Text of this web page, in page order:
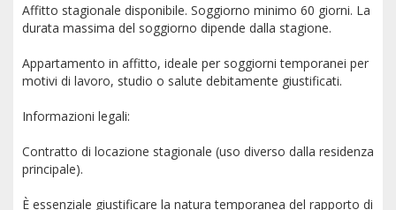
Affitto stagionale disponibile. Soggiorno minimo 60 giorni. La
durata massima del soggiorno dipende dalla stagione.
Appartamento in affitto, ideale per soggiorni temporanei per
motivi di lavoro, studio o salute debitamente giustificati.
Informazioni legali:
Contratto di locazione stagionale (uso diverso dalla residenza
principale).
È essenziale giustificare la natura temporanea del rapporto di